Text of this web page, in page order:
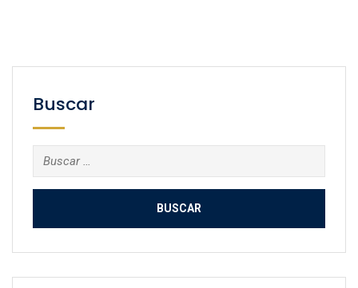
Buscar
Buscar: